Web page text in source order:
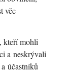
věc
kteří mohli
a neskrývali
účastníků